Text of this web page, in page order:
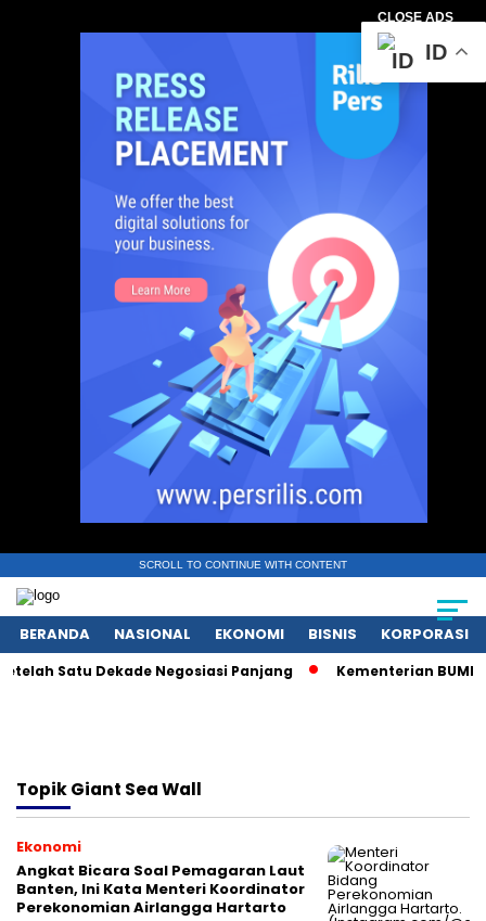
CLOSE ADS
SCROLL TO CONTINUE WITH CONTENT
BERANDA NASIONAL EKONOMI BISNIS KORPORASI
Satu Dekade Negosiasi Panjang Kementerian BUMN
TopikGiant Sea Wall
Ekonomi
Angkat Bicara Soal Pemagaran Laut
Banten, Ini Kata Menteri Koordinator
Perekonomian Airlangga Hartarto
ID